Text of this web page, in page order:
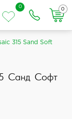
0
0
315 Sand Soft
Санд Софт